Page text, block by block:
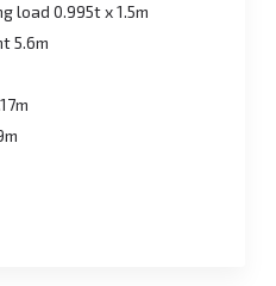
load 0.995t x 1.5m
5.6m